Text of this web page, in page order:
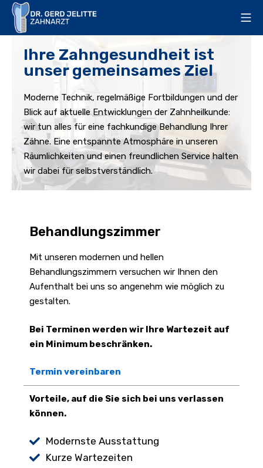
Ihre Zahngesundheit ist
unser gemeinsames Ziel
Moderne Technik, regelmäßige Fortbildungen und der
Blick auf aktuelle Entwicklungen der Zahnheilkunde:
wir tun alles für eine fachkundige Behandlung Ihrer
Zähne. Eine entspannte Atmosphäre in unseren
Räumlichkeiten und einen freundlichen Service halten
wir dabei für selbstverständlich.
Behandlungszimmer
Mit unseren modernen und hellen
Behandlungszimmern versuchen wir Ihnen den
Aufenthalt bei uns so angenehm wie möglich zu
gestalten.
Bei Terminen werden wir Ihre Wartezeit auf
ein Minimum beschränken.
Termin vereinbaren
Vorteile, auf die Sie sich bei uns verlassen
können.
Modernste Ausstattung
Kurze Wartezeiten